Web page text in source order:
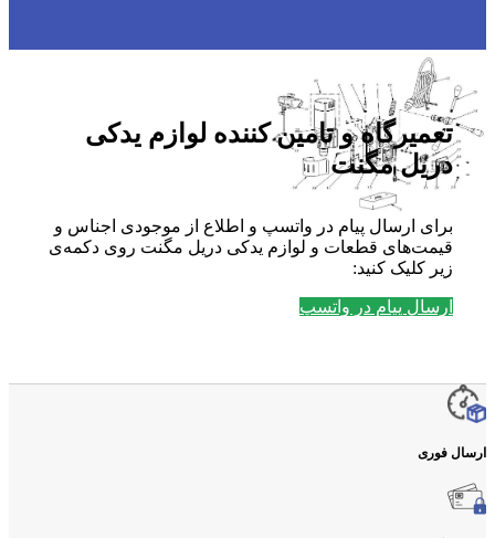
تعمیرگاه و تامین کننده لوازم یدکی
دریل مگنت
برای ارسال پیام در واتسپ و اطلاع از موجودی اجناس و
قیمت‌های قطعات و لوازم یدکی دریل مگنت روی دکمه‌ی
زیر کلیک کنید:
ارسال پیام در واتسپ
ارسال فوری